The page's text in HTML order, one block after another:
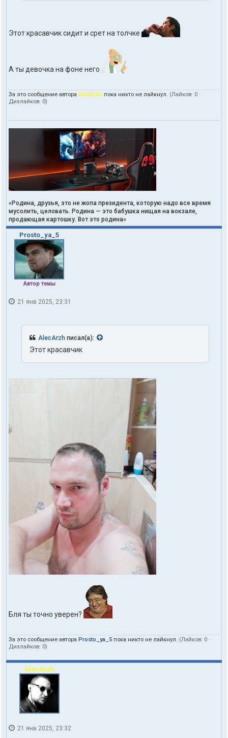
Этот красавчик сидит и срет на толчке
А ты девочка на фоне него
За это сообщение автораAlecArzh пока никто не лайкнул. (Лайков: 0 ·
Дизлайков: 0)
«Родина, друзья, это не жопа президента, которую надо все время
мусолить, целовать. Родина — это бабушка нищая на вокзале,
продающая картошку. Вот это родина»
Prosto_ya_5
Автор темы
21 янв 2025, 23:31
AlecArzh писал(а):
Этот красавчик
Бля ты точно уверен?
За это сообщение автора Prosto_ya_5 пока никто не лайкнул. (Лайков: 0 ·
Дизлайков: 0)
AlecArzh
21 янв 2025, 23:32